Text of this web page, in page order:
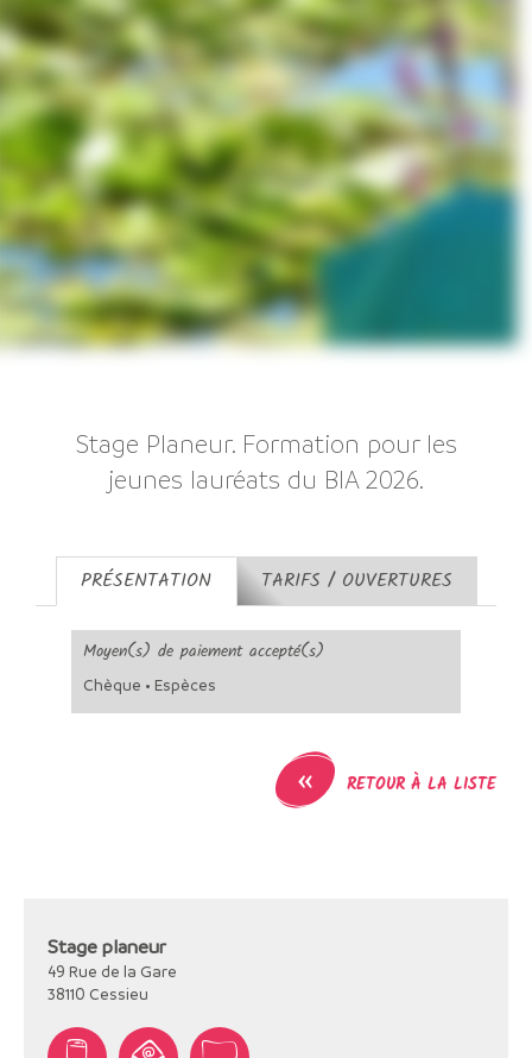
Stage Planeur. Formation pour les
jeunes lauréats du BIA 2026.
PRÉSENTATION TARIFS / OUVERTURES
Moyen(s) de paiement accepté(s)
Chèque • Espèces
« RETOUR À LA LISTE
Stage planeur
49 Rue de la Gare
38110 Cessieu